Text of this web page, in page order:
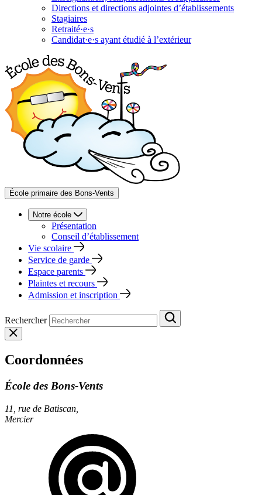
Directions et directions adjointes d’établissements
Stagiaires
Retraité·e·s
Candidat·e·s ayant étudié à l’extérieur
École primaire des Bons‑Vents
Notre école
Présentation
Conseil d’établissement
Vie scolaire
Service de garde
Espace parents
Plaintes et recours
Admission et inscription
Rechercher
Coordonnées
École des Bons‑Vents
11, rue de Batiscan,
Mercier